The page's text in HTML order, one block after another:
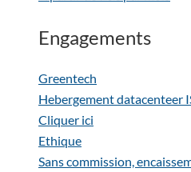
Engagements
Greentech
Hebergement datacenteer
Cliquer ici
Ethique
Sans commission,